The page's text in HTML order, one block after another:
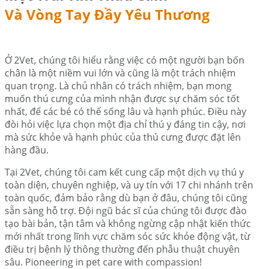
Và Vòng Tay Đầy Yêu Thương
Ở 2Vet, chúng tôi hiểu rằng việc có một người bạn bốn
chân là một niềm vui lớn và cũng là một trách nhiệm
quan trọng. Là chủ nhân có trách nhiệm, bạn mong
muốn thú cưng của mình nhận được sự chăm sóc tốt
nhất, để các bé có thể sống lâu và hạnh phúc. Điều này
đòi hỏi việc lựa chọn một địa chỉ thú y đáng tin cậy, nơi
mà sức khỏe và hạnh phúc của thú cưng được đặt lên
hàng đầu.
Tại 2Vet, chúng tôi cam kết cung cấp một dịch vụ thú y
toàn diện, chuyên nghiệp, và uy tín với 17 chi nhánh trên
toàn quốc, đảm bảo rằng dù bạn ở đâu, chúng tôi cũng
sẵn sàng hỗ trợ. Đội ngũ bác sĩ của chúng tôi được đào
tạo bài bản, tận tâm và không ngừng cập nhật kiến thức
mới nhất trong lĩnh vực chăm sóc sức khỏe động vật, từ
điều trị bệnh lý thông thường đến phẫu thuật chuyên
sâu. Pioneering in pet care with compassion!